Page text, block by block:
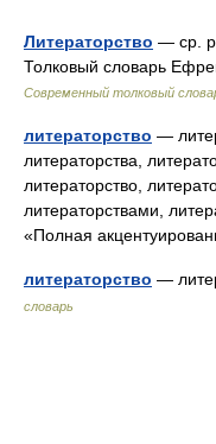
Литераторство — ср.
Толковый словарь
Современный толковый
литераторство —
литераторства,
литераторство,
литераторствами,
«Полная
литераторство —
словарь